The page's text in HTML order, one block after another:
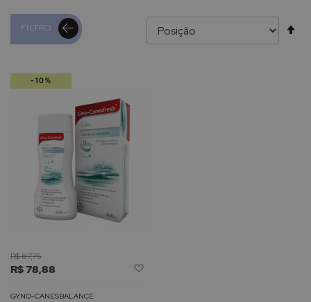
FILTRO
R$ 78,88
R$ 87,75
GYNO-CANESBALANCE
-10%